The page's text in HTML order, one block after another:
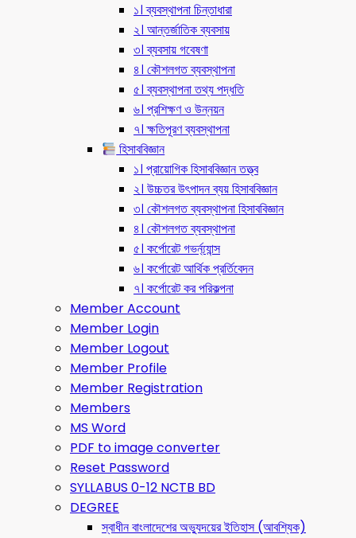
১। ব্যবস্থাপনা চিন্তাধারা
২। আন্তর্জাতিক ব্যবসায়
৩। ব্যবসায় গবেষণা
৪। কৌশলগত ব্যবস্থাপনা
৫। ব্যবস্থাপনা তথ্য পদ্ধতি
৬। প্রশিক্ষণ ও উন্নয়ন
৭। ক্ষতিপূরণ ব্যবস্থাপনা
হিসাববিজ্ঞান
১। প্রায়োগিক হিসাববিজ্ঞান তত্ত্ব
২। উচ্চতর উৎপাদন ব্যয় হিসাববিজ্ঞান
৩। কৌশলগত ব্যবস্থাপনা হিসাববিজ্ঞান
৪। কৌশলগত ব্যবস্থাপনা
৫। কর্পোরেট গভর্ন্য্যান্স
৬। কর্পোরেট আর্থিক প্রর্তিবেদন
৭। কর্পোরেট কর পরিকল্পনা
Member Account
Member Login
Member Logout
Member Profile
Member Registration
Members
MS Word
PDF to image converter
Reset Password
SYLLABUS 0-12 NCTB BD
DEGREE
স্বাধীন বাংলাদেশের অভ্যুদয়ের ইতিহাস (আবশ্যিক)